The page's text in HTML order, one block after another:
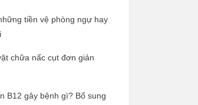
tiền vệ phòng ngự hay
chữa nấc cụt đơn giản
B12 gây bệnh gì? Bổ sung